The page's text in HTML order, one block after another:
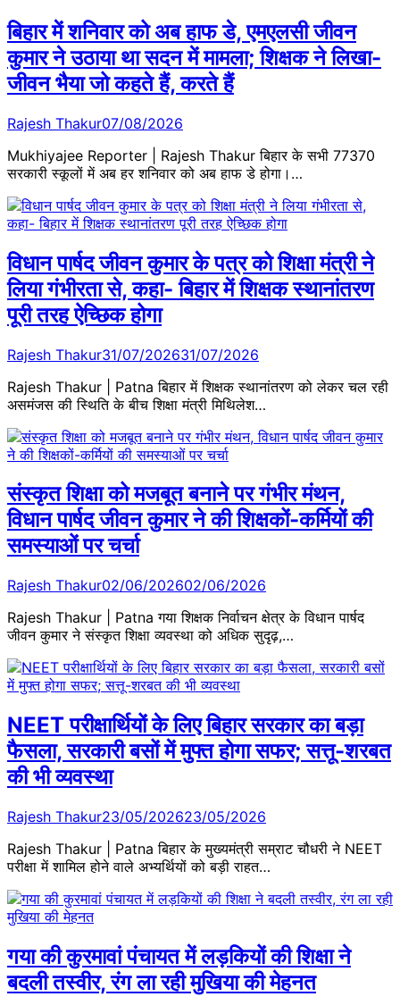
बिहार में शनिवार को अब हाफ डे, एमएलसी जीवन
कुमार ने उठाया था सदन में मामला; शिक्षक ने लिखा-
जीवन भैया जो कहते हैं, करते हैं
Rajesh Thakur07/08/2026
Mukhiyajee Reporter | Rajesh Thakur बिहार के सभी 77370
सरकारी स्कूलों में अब हर शनिवार को अब हाफ डे होगा।…
विधान पार्षद जीवन कुमार के पत्र को शिक्षा मंत्री ने
लिया गंभीरता से, कहा- बिहार में शिक्षक स्थानांतरण
पूरी तरह ऐच्छिक होगा
Rajesh Thakur31/07/202631/07/2026
Rajesh Thakur | Patna बिहार में शिक्षक स्थानांतरण को लेकर चल रही
असमंजस की स्थिति के बीच शिक्षा मंत्री मिथिलेश…
संस्कृत शिक्षा को मजबूत बनाने पर गंभीर मंथन,
विधान पार्षद जीवन कुमार ने की शिक्षकों-कर्मियों की
समस्याओं पर चर्चा
Rajesh Thakur02/06/202602/06/2026
Rajesh Thakur | Patna गया शिक्षक निर्वाचन क्षेत्र के विधान पार्षद
जीवन कुमार ने संस्कृत शिक्षा व्यवस्था को अधिक सुदृढ़,…
NEET परीक्षार्थियों के लिए बिहार सरकार का बड़ा
फैसला, सरकारी बसों में मुफ्त होगा सफर; सत्तू-शरबत
की भी व्यवस्था
Rajesh Thakur23/05/202623/05/2026
Rajesh Thakur | Patna बिहार के मुख्यमंत्री सम्राट चौधरी ने NEET
परीक्षा में शामिल होने वाले अभ्यर्थियों को बड़ी राहत…
गया की कुरमावां पंचायत में लड़कियों की शिक्षा ने
बदली तस्वीर, रंग ला रही मुखिया की मेहनत